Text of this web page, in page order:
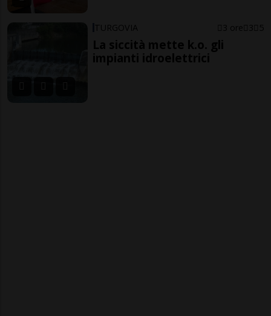
TURGOVIA 3 ore 3 5
La siccità mette k.o. gli
impianti idroelettrici